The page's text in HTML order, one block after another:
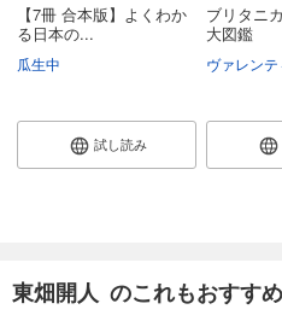
【7冊 合本版】よくわか
る日本の...
瓜生中
試し読み
ブリタニ
大図鑑
東畑開人 のこれもおすすめ